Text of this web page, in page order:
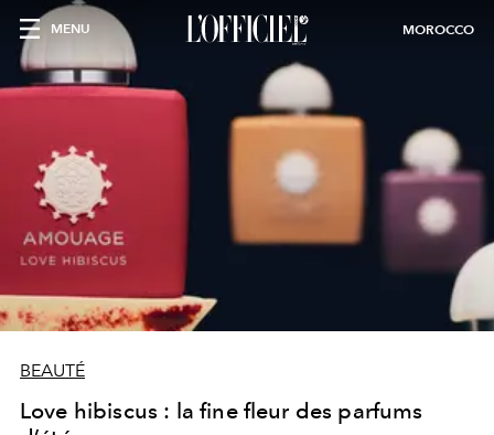
MENU MOROCCO
BEAUTÉ
Love hibiscus : la fine fleur des parfums